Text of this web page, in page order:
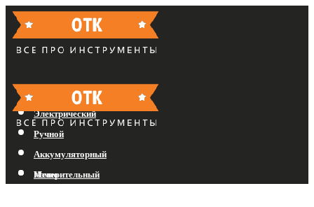
Бензиновый
Электрический
Ручной
Аккумуляторный
Измерительный
Меню